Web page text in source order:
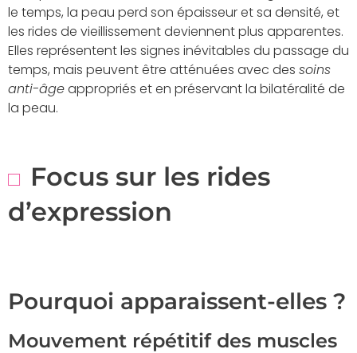
le temps, la peau perd son épaisseur et sa densité, et
les rides de vieillissement deviennent plus apparentes.
Elles représentent les signes inévitables du passage du
temps, mais peuvent être atténuées avec des soins
anti-âgeappropriés et en préservant la bilatéralité de
la peau.
Focus sur les rides
d’expression
Pourquoi apparaissent-elles ?
Mouvement répétitif des muscles